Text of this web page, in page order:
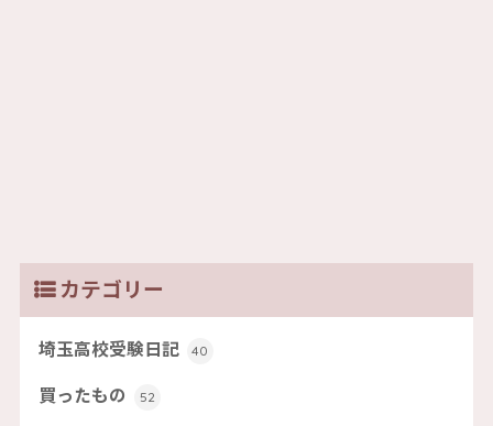
カテゴリー
埼玉高校受験日記 40
買ったもの 52